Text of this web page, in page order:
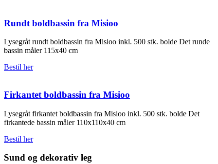
Rundt boldbassin fra Misioo
Lysegråt rundt boldbassin fra Misioo inkl. 500 stk. bolde Det runde
bassin måler 115x40 cm
Bestil her
Firkantet boldbassin fra Misioo
Lysegråt firkantet boldbassin fra Misioo inkl. 500 stk. bolde Det
firkantede bassin måler 110x110x40 cm
Bestil her
Sund og dekorativ leg